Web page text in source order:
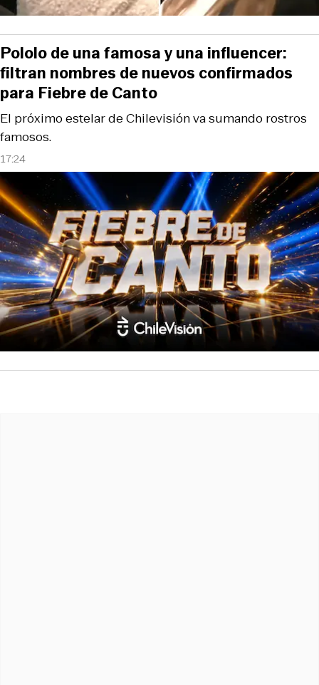
17:24
El próximo estelar de Chilevisión va sumando rostros
famosos.
Pololo de una famosa y una influencer:
filtran nombres de nuevos confirmados
para Fiebre de Canto